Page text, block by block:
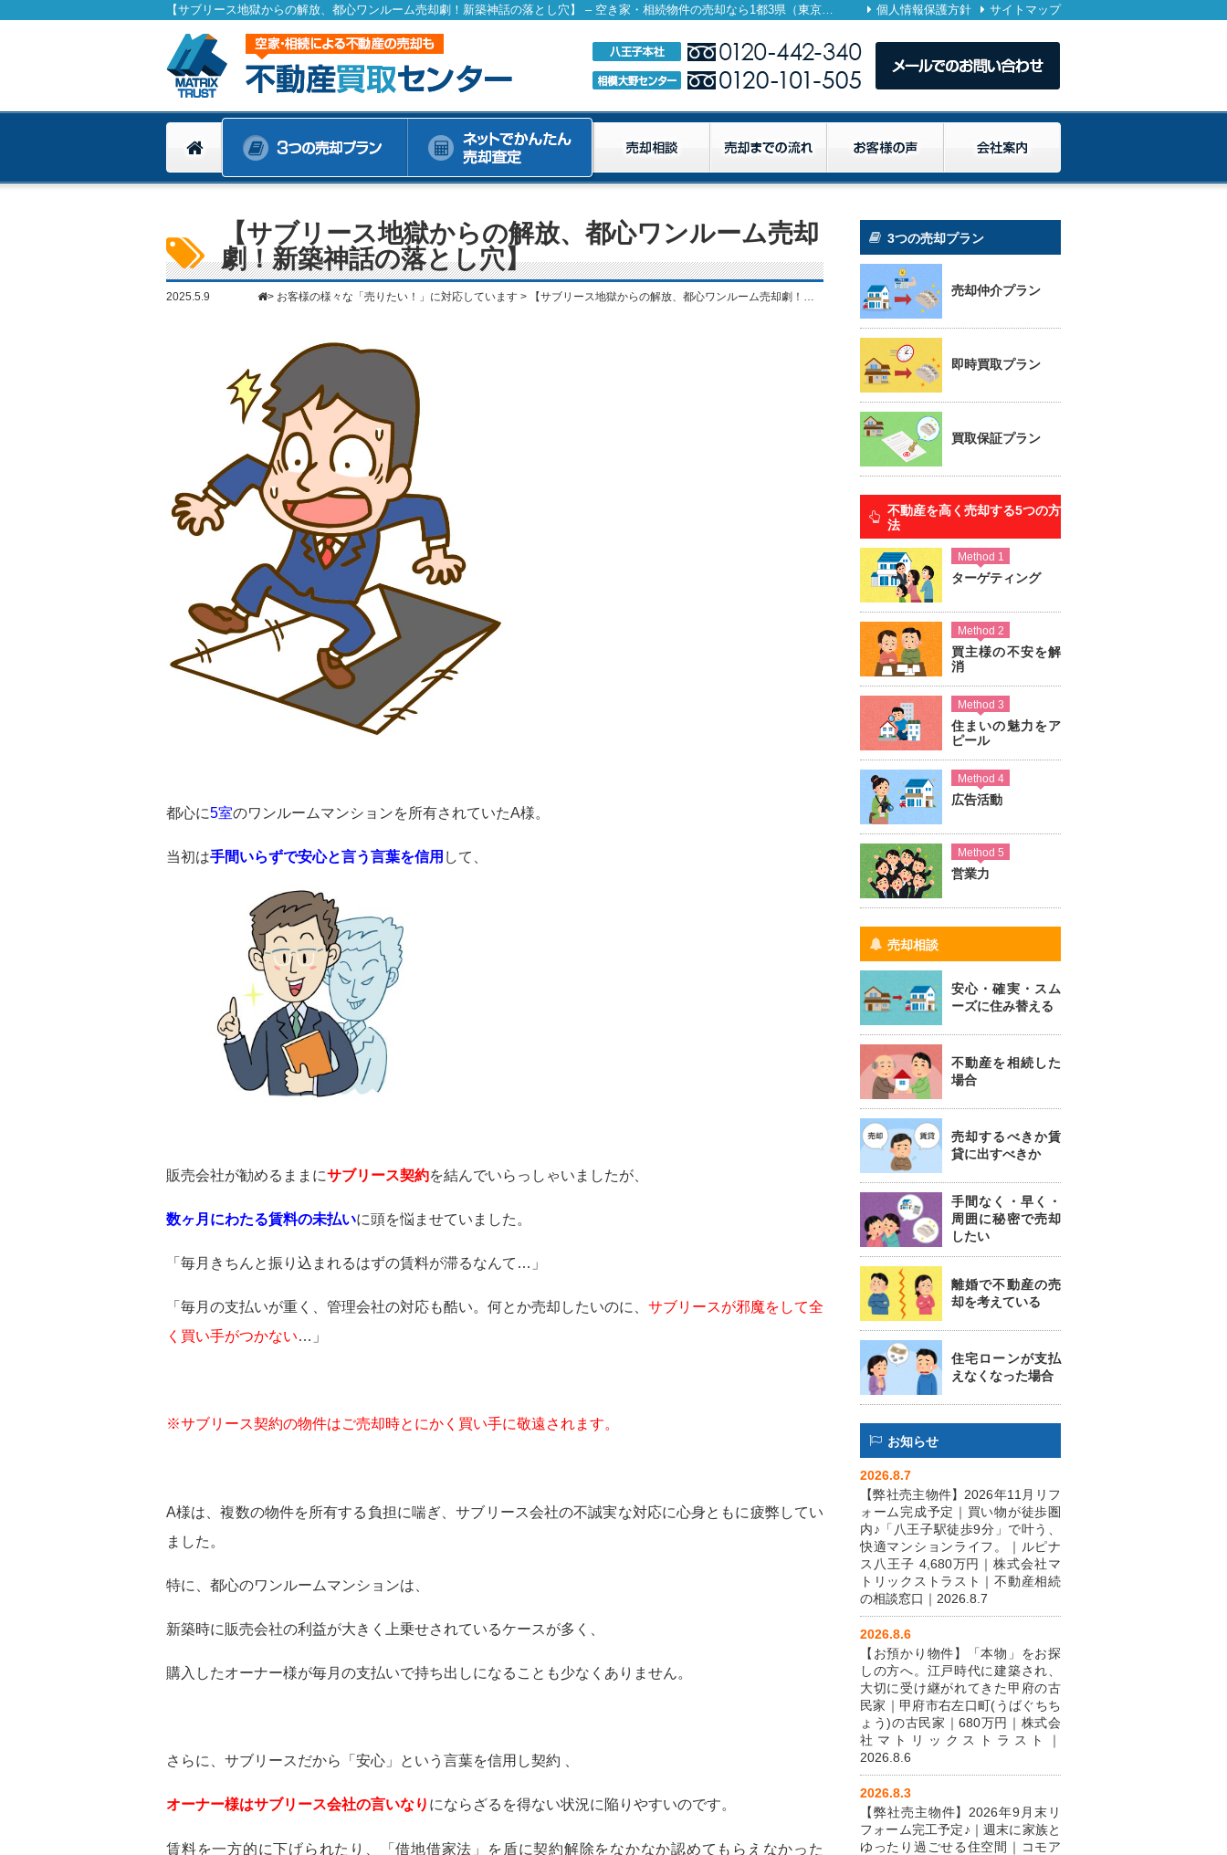
【サブリース地獄からの解放、都心ワンルーム売却劇！新築神話の落とし穴】 – 空き家・相続物件の売却なら1都3県（東京・千葉・埼玉・神奈川）に対応のマトリックストラスト 個人情報保護方針 サイトマップ
【サブリース地獄からの解放、都心ワンルーム売却
劇！新築神話の落とし穴】
> お客様の様々な「売りたい！」に対応しています > 【サブリース地獄からの解放、都心ワンルーム売却劇！新築神話の落とし穴】
2025.5.9
都心に5室のワンルームマンションを所有されていたA様。
当初は手間いらずで安心と言う言葉を信用 して、
販売会社が勧めるままにサブリース契約を結んでいらっしゃいましたが、
数ヶ月にわたる賃料の未払いに頭を悩ませていました。
「毎月きちんと振り込まれるはずの賃料が滞るなんて…」
「毎月の支払いが重く、管理会社の対応も酷い。何とか売却したいのに、 サブリースが邪魔をして全
く買い手がつかない…」
※サブリース契約の物件はご売却時とにかく買い手に敬遠されます。
A様は、複数の物件を所有する負担に喘ぎ、サブリース会社の不誠実な対応に心身ともに疲弊してい
ました。
特に、都心のワンルームマンションは、
新築時に販売会社の利益が大きく上乗せされているケースが多く、
購入したオーナー様が毎月の支払いで持ち出しになることも少なくありません。
さらに、サブリースだから「安心」という言葉を信用し契約 、
オーナー様はサブリース会社の言いなり にならざるを得ない状況に陥りやすいのです。
賃料を一方的に下げられたり、「借地借家法」を盾に契約解除をなかなか認めてもらえなかった
3つの売却プラン
売却仲介プラン
即時買取プラン
買取保証プラン
不動産を高く売却する5つの方
法
Method 1
ターゲティング
Method 2
買主様の不安を解
消
Method 3
住まいの魅力をア
ピール
Method 4
広告活動
Method 5
営業力
売却相談
安心・確実・スム
ーズに住み替える
不動産を相続した
場合
売却するべきか賃
貸に出すべきか
手間なく・早く・
周囲に秘密で売却
したい
離婚で不動産の売
却を考えている
住宅ローンが支払
えなくなった場合
お知らせ
2026.8.7
【弊社売主物件】2026年11月リフ
ォーム完成予定｜買い物が徒歩圏
内♪「八王子駅徒歩9分」で叶う、
快適マンションライフ。｜ルピナ
ス八王子 4,680万円｜株式会社マ
トリックストラスト｜不動産相続
の相談窓口｜2026.8.7
2026.8.6
【お預かり物件】「本物」をお探
しの方へ。江戸時代に建築され、
大切に受け継がれてきた甲府の古
民家｜甲府市右左口町(うばぐちち
ょう)の古民家｜680万円｜株式会
社マトリックストラスト｜
2026.8.6
2026.8.3
【弊社売主物件】2026年9月末リ
フォーム完工予定♪｜週末に家族と
ゆったり過ごせる住空間｜コモア